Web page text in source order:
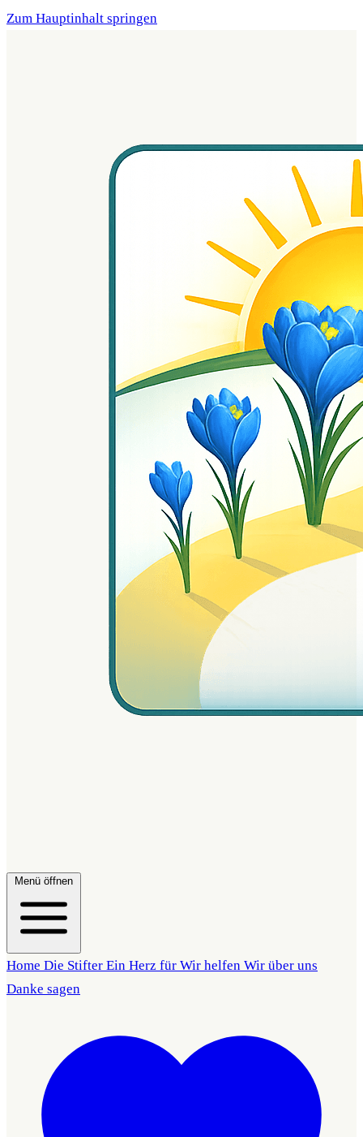
Zum Hauptinhalt springen
Menü öffnen
Home Die Stifter Ein Herz für Wir helfen Wir über uns
Danke sagen